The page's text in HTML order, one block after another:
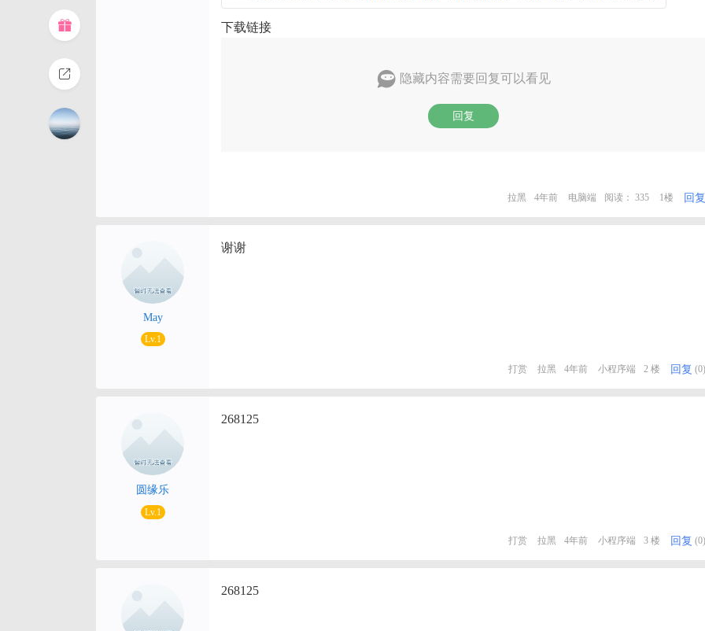
下载链接
隐藏内容需要回复可以看见
回复
拉黑 4年前 电脑端 阅读： 335 1楼 回复
May
Lv.1
谢谢
打赏 拉黑 4年前 小程序端 2 楼 回复 (0)
圆缘乐
Lv.1
268125
打赏 拉黑 4年前 小程序端 3 楼 回复 (0)
268125